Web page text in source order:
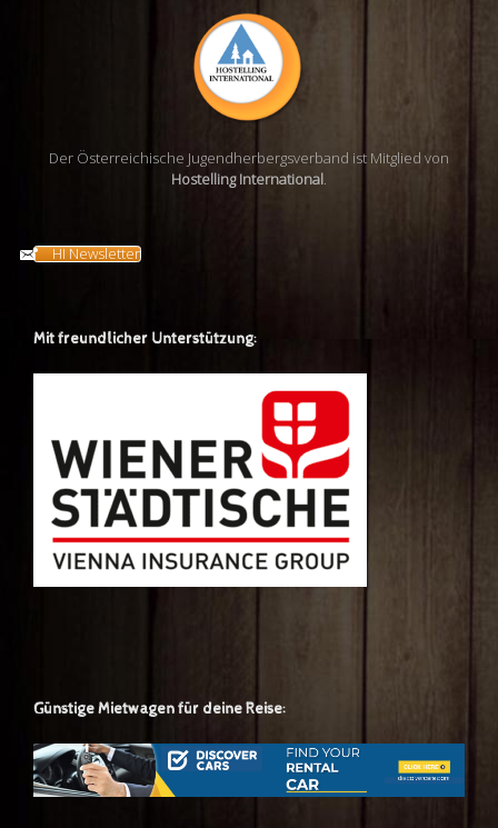
Der Österreichische Jugendherbergsverband ist Mitglied von
Hostelling International.
HI Newsletter
Mit freundlicher Unterstützung:
Günstige Mietwagen für deine Reise: